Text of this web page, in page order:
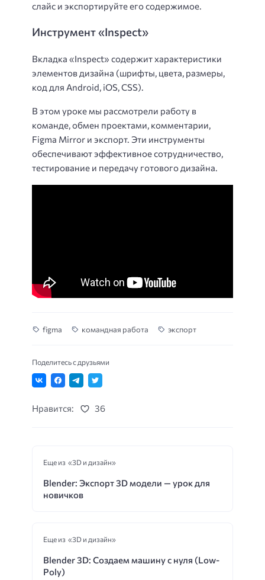
слайс и экспортируйте его содержимое.
Инструмент «Inspect»
Вкладка «Inspect» содержит характеристики
элементов дизайна (шрифты, цвета, размеры,
код для Android, iOS, CSS).
В этом уроке мы рассмотрели работу в
команде, обмен проектами, комментарии,
Figma Mirror и экспорт. Эти инструменты
обеспечивают эффективное сотрудничество,
тестирование и передачу готового дизайна.
figma командная работа экспорт
Поделитесь с друзьями
Нравится: 36
Еще из «3D и дизайн»
Blender: Экспорт 3D модели — урок для
новичков
Еще из «3D и дизайн»
Blender 3D: Создаем машину с нуля (Low-
Poly)